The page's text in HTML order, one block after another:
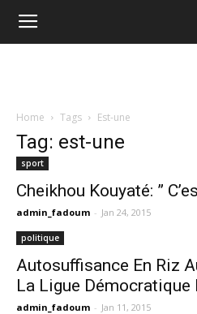
Home Tags Est-une
Tag: est-une
sport
Cheikhou Kouyaté: ”
admin_fadoum - Jan 24, 2015
politique
Autosuffisance En Riz
La Ligue Démocratique
admin_fadoum - Jan 11, 2015